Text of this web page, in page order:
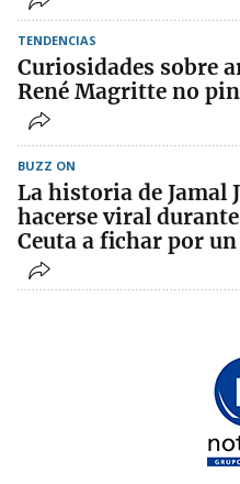
TENDENCIAS
Curiosidades sobre
René Magritte no
BUZZ ON
La historia de Jamal
hacerse viral
Ceuta a fichar por